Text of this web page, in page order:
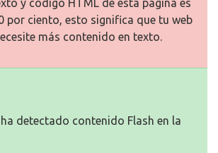
y código HTML de esta página es
por ciento, esto significa que tu web
más contenido en texto.
detectado contenido Flash en la